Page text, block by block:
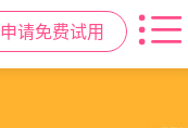
申请免费试用